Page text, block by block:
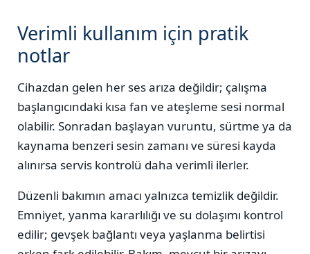
Verimli kullanım için pratik
notlar
Cihazdan gelen her ses arıza değildir; çalışma
başlangıcındaki kısa fan ve ateşleme sesi normal
olabilir. Sonradan başlayan vuruntu, sürtme ya da
kaynama benzeri sesin zamanı ve süresi kayda
alınırsa servis kontrolü daha verimli ilerler.
Düzenli bakımın amacı yalnızca temizlik değildir.
Emniyet, yanma kararlılığı ve su dolaşımı kontrol
edilir; gevşek bağlantı veya yaşlanma belirtisi